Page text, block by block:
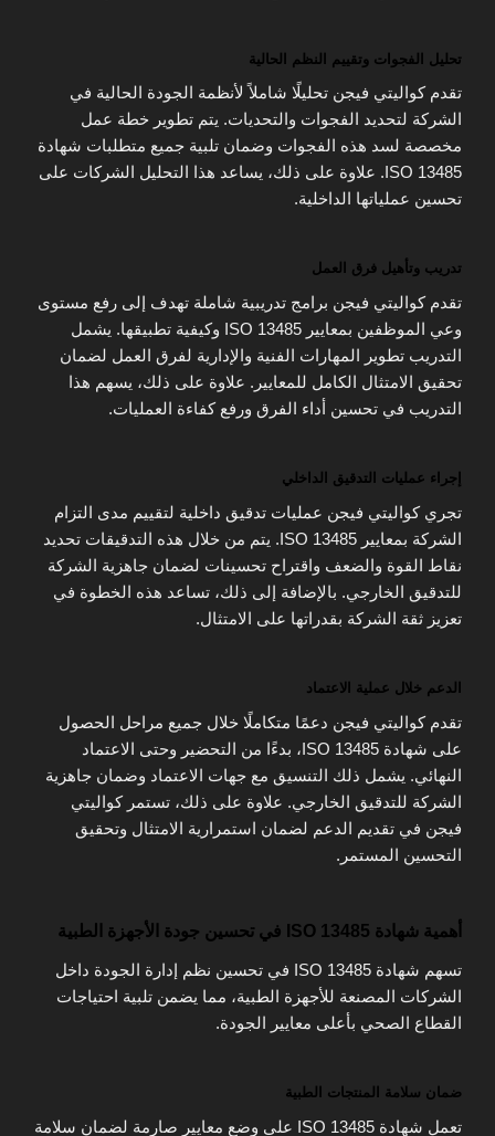
تحليل الفجوات وتقييم النظم الحالية
تقدم كواليتي فيجن تحليلًا شاملاً لأنظمة الجودة الحالية في
الشركة لتحديد الفجوات والتحديات. يتم تطوير خطة عمل
مخصصة لسد هذه الفجوات وضمان تلبية جميع متطلبات شهادة
ISO 13485. علاوة على ذلك، يساعد هذا التحليل الشركات على
تحسين عملياتها الداخلية.
تدريب وتأهيل فرق العمل
تقدم كواليتي فيجن برامج تدريبية شاملة تهدف إلى رفع مستوى
وعي الموظفين بمعايير ISO 13485 وكيفية تطبيقها. يشمل
التدريب تطوير المهارات الفنية والإدارية لفرق العمل لضمان
تحقيق الامتثال الكامل للمعايير. علاوة على ذلك، يسهم هذا
التدريب في تحسين أداء الفرق ورفع كفاءة العمليات.
إجراء عمليات التدقيق الداخلي
تجري كواليتي فيجن عمليات تدقيق داخلية لتقييم مدى التزام
الشركة بمعايير ISO 13485. يتم من خلال هذه التدقيقات تحديد
نقاط القوة والضعف واقتراح تحسينات لضمان جاهزية الشركة
للتدقيق الخارجي. بالإضافة إلى ذلك، تساعد هذه الخطوة في
تعزيز ثقة الشركة بقدراتها على الامتثال.
الدعم خلال عملية الاعتماد
تقدم كواليتي فيجن دعمًا متكاملًا خلال جميع مراحل الحصول
على شهادة ISO 13485، بدءًا من التحضير وحتى الاعتماد
النهائي. يشمل ذلك التنسيق مع جهات الاعتماد وضمان جاهزية
الشركة للتدقيق الخارجي. علاوة على ذلك، تستمر كواليتي
فيجن في تقديم الدعم لضمان استمرارية الامتثال وتحقيق
التحسين المستمر.
أهمية شهادة ISO 13485 في تحسين جودة الأجهزة الطبية
تسهم شهادة ISO 13485 في تحسين نظم إدارة الجودة داخل
الشركات المصنعة للأجهزة الطبية، مما يضمن تلبية احتياجات
القطاع الصحي بأعلى معايير الجودة.
ضمان سلامة المنتجات الطبية
تعمل شهادة ISO 13485 على وضع معايير صارمة لضمان سلامة